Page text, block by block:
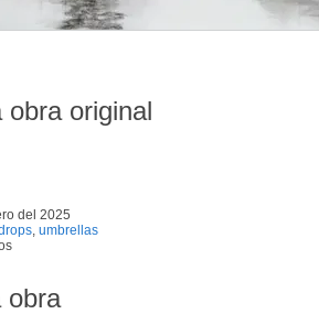
obra original
del 2025
umbrellas
obra